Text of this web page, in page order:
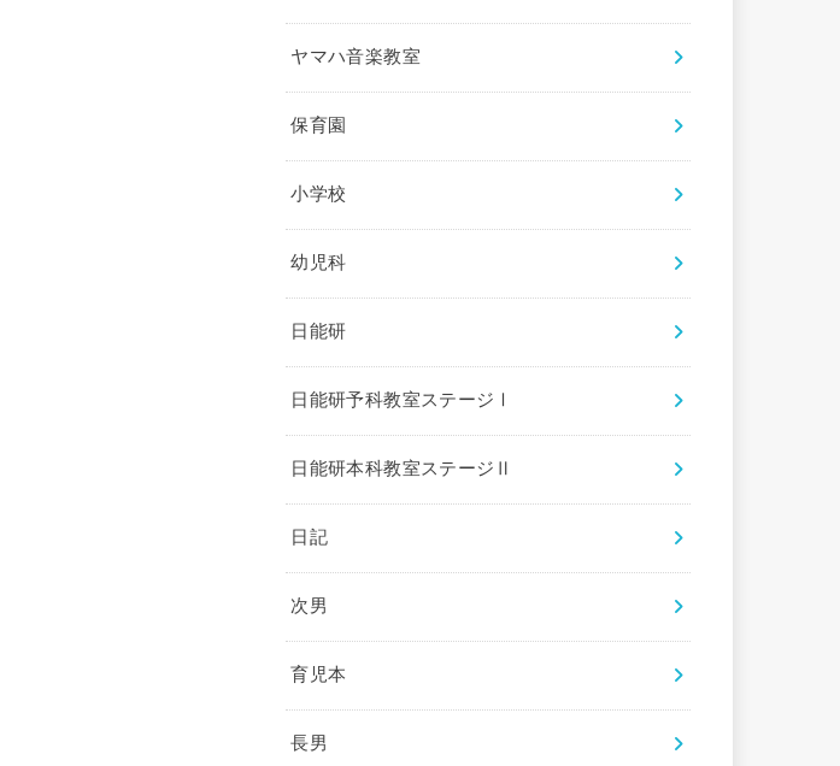
ヤマハ音楽教室
保育園
小学校
幼児科
日能研
日能研予科教室ステージⅠ
日能研本科教室ステージⅡ
日記
次男
育児本
長男